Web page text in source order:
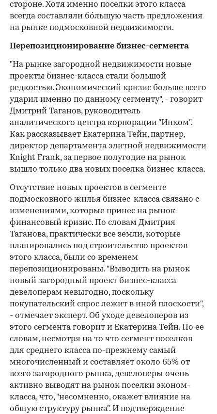
стороне. Хотя именно поселки этого класса
всегда составляли бóльшую часть предложения
на рынке подмосковной недвижимости.
Перепозиционирование бизнес-сегмента
"На рынке загородной недвижимости новые
проекты бизнес-класса стали большой
редкостью. Экономический кризис больше всего
ударил именно по данному сегменту", - говорит
Дмитрий Таганов, руководитель
аналитического центра корпорации "Инком".
Как рассказывает Екатерина Тейн, партнер,
директор департамента элитной недвижимости
Knight Frank, за первое полугодие на рынок
вышло только два новых поселка бизнес-класса.
Отсутствие новых проектов в сегменте
подмосковного жилья бизнес-класса связано с
изменениями, которые принес на рынок
финансовый кризис. По словам Дмитрия
Таганова, практически все земли, которые
планировались под строительство проектов
этого класса, были со временем
перепозиционированы. "Выводить на рынок
новый загородный проект бизнес-класса
девелоперам невыгодно, поскольку
покупательский спрос лежит в иной плоскости",
- отмечает эксперт. Об уходе девелоперов из
этого сегмента говорит и Екатерина Тейн. По ее
словам, несмотря на то что сегмент поселков
для среднего класса по-прежнему самый
многочисленный и составляет около 65% от
всего загородного рынка, девелоперы очень
активно выводят на рынок поселки эконом-
класса, что, "несомненно, окажет влияние на
общую структуру рынка". И подтверждение